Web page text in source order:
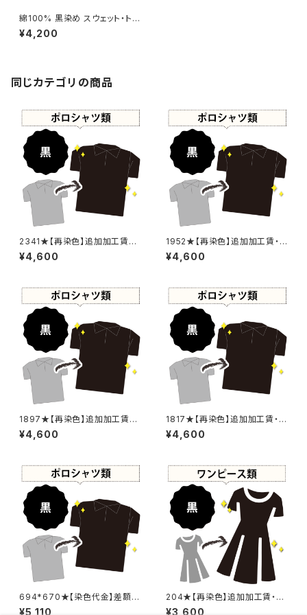
綿100% 黒染め スウェット・トレ
ーナー 【元色：黒】 -染め直し[漆
黒 - Black]501-0120
¥4,200
同じカテゴリの商品
2341★【再染色】追加加工賃・
黒染め
¥4,600
1952★【再染色】追加加工賃・
黒染め
¥4,600
1897★【再染色】追加加工賃・
黒染め
¥4,600
1817★【再染色】追加加工賃・黒
染め
¥4,600
694*670★【染色代金】差額追
加加工賃
¥5,110
204★【再染色】追加加工賃・黒
染め
¥3,600